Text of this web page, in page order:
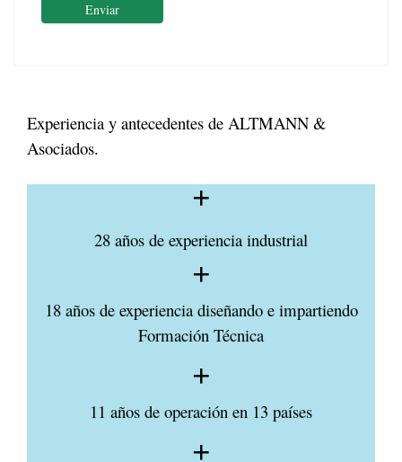
Enviar
Experiencia y antecedentes de ALTMANN &
Asociados.
28 años de experiencia industrial
18 años de experiencia diseñando e impartiendo
Formación Técnica
11 años de operación en 13 países